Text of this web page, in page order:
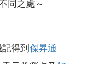
同之處～
得到 傑昇通